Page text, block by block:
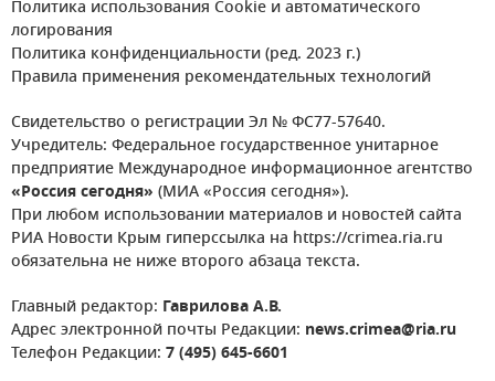
Политика использования Cookie и автоматического
логирования
Политика конфиденциальности (ред. 2023 г.)
Правила применения рекомендательных технологий
Свидетельство о регистрации Эл № ФС77-57640.
Учредитель: Федеральное государственное унитарное
предприятие Международное информационное агентство
«Россия сегодня» (МИА «Россия сегодня»).
При любом использовании материалов и новостей сайта
РИА Новости Крым гиперссылка на https://crimea.ria.ru
обязательна не ниже второго абзаца текста.
Главный редактор: Гаврилова А.В.
Адрес электронной почты Редакции: news.crimea@ria.ru
Телефон Редакции: 7 (495) 645-6601